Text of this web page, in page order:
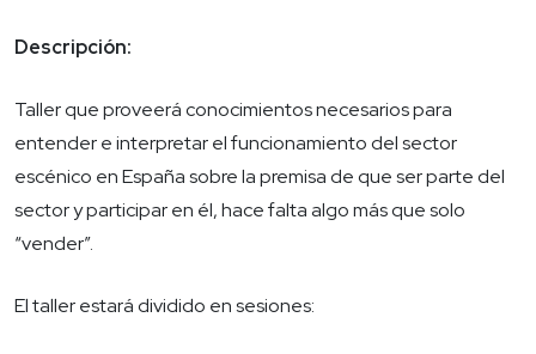
Descripción:
Taller que proveerá conocimientos necesarios para
entender e interpretar el funcionamiento del sector
escénico en España sobre la premisa de que ser parte del
sector y participar en él, hace falta algo más que solo
“vender”.
El taller estará dividido en sesiones: